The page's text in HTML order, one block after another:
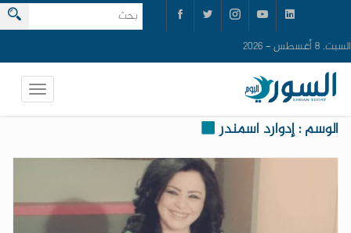
السبت, 8 أغسطس - 2026
الوسم : إدوارد اسمندر